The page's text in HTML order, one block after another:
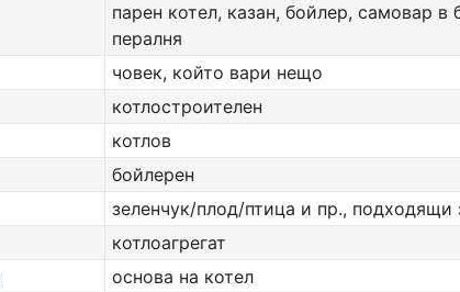
парен котел, казан, бойлер, самовар в
пералня
човек, който вари нещо
котлостроителен
котлов
бойлерен
зеленчук/плод/птица и пр., подходящи
котлоагрегат
основа на котел